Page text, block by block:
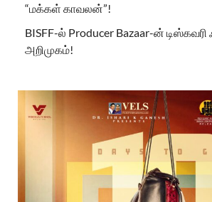
“மக்கள் காவலன்”!
BISFF-ல் Producer Bazaar-ன் டிஸ்கவரி
அறிமுகம்!